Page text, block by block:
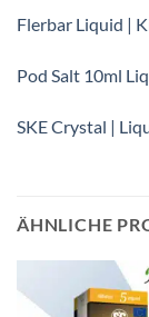
Flerbar Liquid |
Pod Salt 10ml
SKE Crystal |
ÄHNLICHE